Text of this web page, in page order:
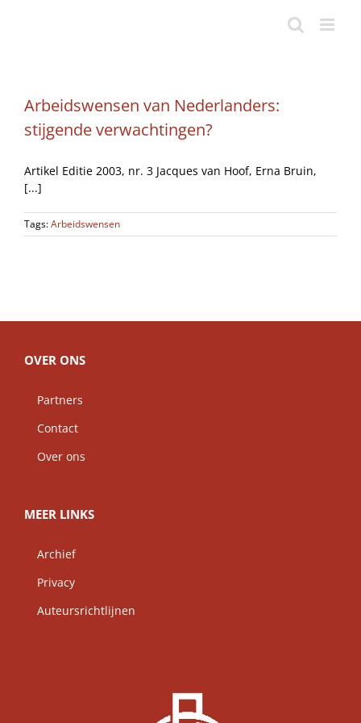
Arbeidswensen van Nederlanders:
stijgende verwachtingen?
Artikel Editie 2003, nr. 3 Jacques van Hoof, Erna Bruin,
[...]
Tags:Arbeidswensen
OVER ONS
Partners
Contact
Over ons
MEER LINKS
Archief
Privacy
Auteursrichtlijnen